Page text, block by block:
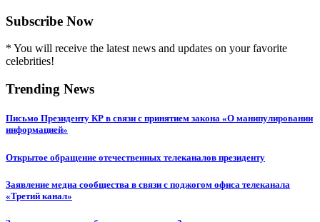
Subscribe Now
* You will receive the latest news and updates on your favorite
celebrities!
Trending News
Письмо Президенту КР в связи с принятием закона «О манипулировании
информацией»
Открытое обращение отечественных телеканалов президенту
Заявление медиа сообщества в связи с поджогом офиса телеканала
«Третий канал»